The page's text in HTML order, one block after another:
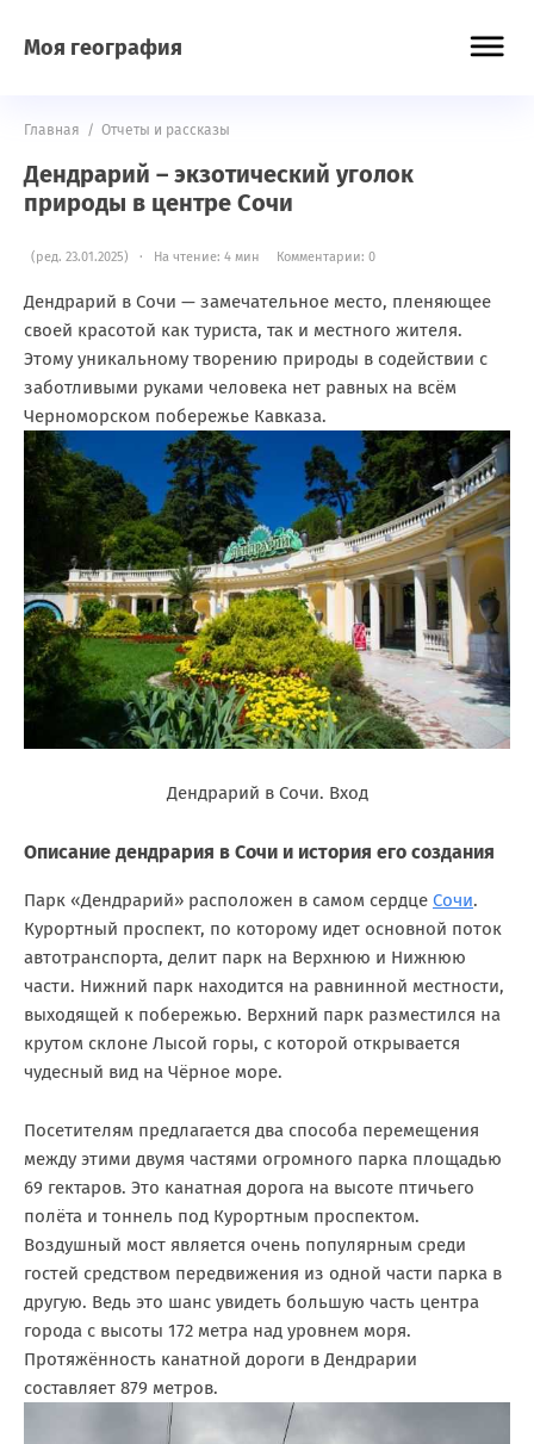
Моя география
Главная / Отчеты и рассказы
Дендрарий – экзотический уголок
природы в центре Сочи
(ред. 23.01.2025) · На чтение: 4 мин Комментарии: 0
Дендрарий в Сочи — замечательное место, пленяющее
своей красотой как туриста, так и местного жителя.
Этому уникальному творению природы в содействии с
заботливыми руками человека нет равных на всём
Черноморском побережье Кавказа.
Дендрарий в Сочи. Вход
Описание дендрария в Сочи и история его создания
Парк «Дендрарий» расположен в самом сердце Сочи.
Курортный проспект, по которому идет основной поток
автотранспорта, делит парк на Верхнюю и Нижнюю
части. Нижний парк находится на равнинной местности,
выходящей к побережью. Верхний парк разместился на
крутом склоне Лысой горы, с которой открывается
чудесный вид на Чёрное море.
Посетителям предлагается два способа перемещения
между этими двумя частями огромного парка площадью
69 гектаров. Это канатная дорога на высоте птичьего
полёта и тоннель под Курортным проспектом.
Воздушный мост является очень популярным среди
гостей средством передвижения из одной части парка в
другую. Ведь это шанс увидеть большую часть центра
города с высоты 172 метра над уровнем моря.
Протяжённость канатной дороги в Дендрарии
составляет 879 метров.